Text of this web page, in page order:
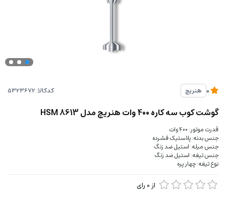
هنریچ کدکالا:
گوشت کوب سه کاره 400 وات هنریچ مدل HSM 8613
قدرت موتور: 400 وات
جنس بدنه: پلاستیک فشرده
جنس میله: استیل ضد زنگ
جنس تیغه: استیل ضد زنگ
نوع تیغه: چهار پره
از 0 رای